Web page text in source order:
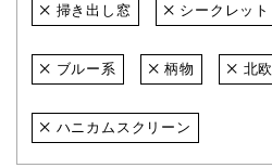
掃き出し窓 シークレット
ブルー系 柄物 北欧
ハニカムスクリーン